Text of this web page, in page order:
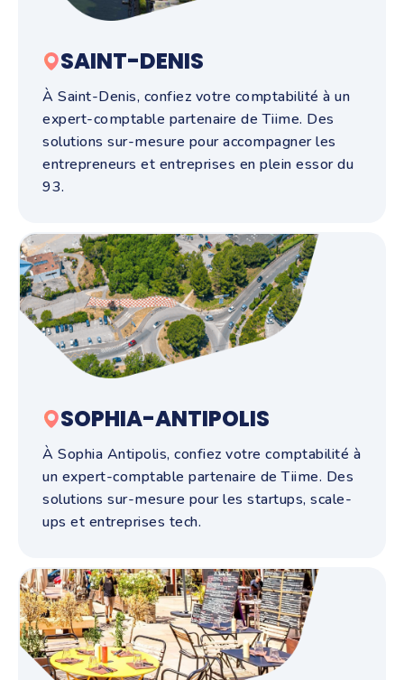
SAINT-DENIS
À Saint-Denis, confiez votre comptabilité à un
expert-comptable partenaire de Tiime. Des
solutions sur-mesure pour accompagner les
entrepreneurs et entreprises en plein essor du
93.
SOPHIA-ANTIPOLIS
À Sophia Antipolis, confiez votre comptabilité à
un expert-comptable partenaire de Tiime. Des
solutions sur-mesure pour les startups, scale-
ups et entreprises tech.